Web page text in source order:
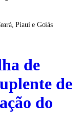
Piauí e Goiás
de
de
do